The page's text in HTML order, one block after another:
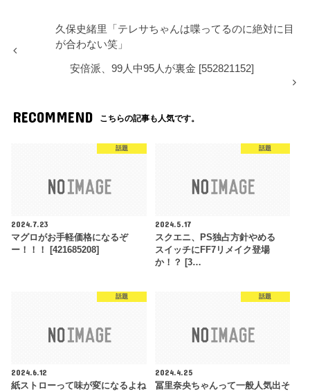
久保史緒里「テレサちゃんは喋ってるのに絶対に目
が合わない笑」
安倍派、99人中95人が裏金 [552821152]
RECOMMEND こちらの記事も人気です。
話題
2024.7.23
マグロがお手軽価格になるぞ
ー！！！ [421685208]
話題
2024.5.17
スクエニ、PS独占方針やめる
スイッチにFF7リメイク登場
か！？ [3…
話題
2024.6.12
紙ストローって味が変になるよね
話題
2024.4.25
冨里奈央ちゃんって一般人気出そ